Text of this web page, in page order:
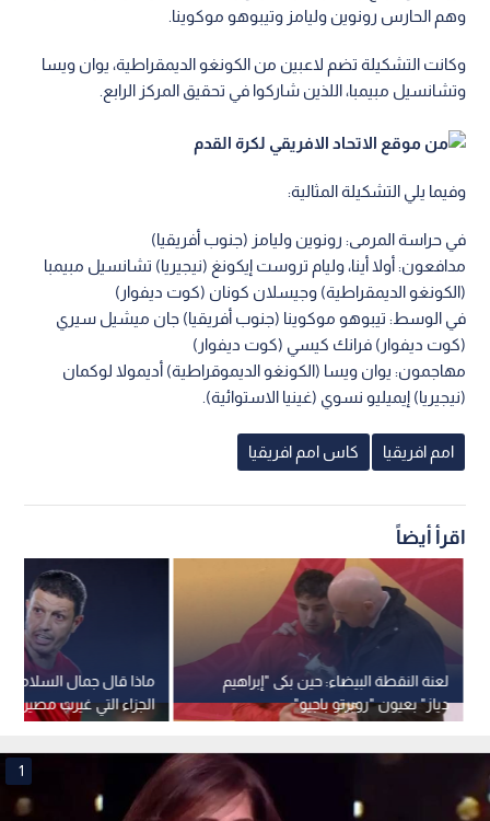
وهم الحارس رونوين وليامز وتيبوهو موكوينا.
وكانت التشكيلة تضم لاعبين من الكونغو الديمقراطية، يوان ويسا
وتشانسيل مبيمبا، اللذين شاركوا في تحقيق المركز الرابع.
وفيما يلي التشكيلة المثالية:
في حراسة المرمى: رونوين وليامز (جنوب أفريقيا)
مدافعون: أولا أينا، وليام تروست إيكونغ (نيجيريا) تشانسيل مبيمبا
(الكونغو الديمقراطية) وجيسلان كونان (كوت ديفوار)
في الوسط: تيبوهو موكوينا (جنوب أفريقيا) جان ميشيل سيري
(كوت ديفوار) فرانك كيسي (كوت ديفوار)
مهاجمون: يوان ويسا (الكونغو الديموقراطية) أديمولا لوكمان
(نيجيريا) إيميليو نسوي (غينيا الاستوائية).
امم افريقيا كاس امم افريقيا
اقرأ أيضاً
ماذا قال جمال السلامي
الجزاء التي غيرت مصير
لعنة النقطة البيضاء: حين بكى "إبراهيم
دياز" بعيون "روبرتو باجيو"
1